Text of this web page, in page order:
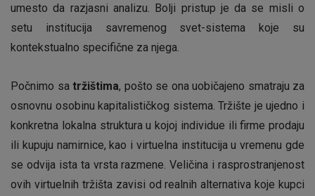
umesto da razjasni analizu. Bolji pristup je da se misli o
setu institucija savremenog svet-sistema koje su
kontekstualno specifične za njega.
Počnimo sa tržištima, pošto se ona uobičajeno smatraju za
osnovnu osobinu kapitalističkog sistema. Tržište je ujedno i
konkretna lokalna struktura u kojoj individue ili firme prodaju
ili kupuju namirnice, kao i virtuelna institucija u vremenu gde
se odvija ista ta vrsta razmene. Veličina i rasprostranjenost
ovih virtuelnih tržišta zavisi od realnih alternativa koje kupci